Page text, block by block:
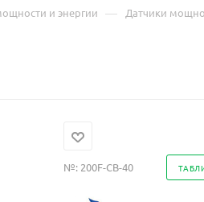
и энергии — Датчики
№: 200F-CB-40